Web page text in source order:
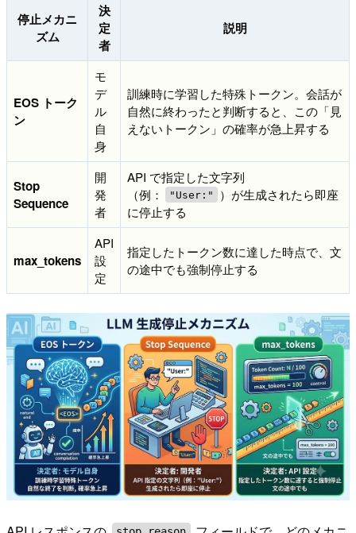
停止メカニ
ズム
決
定
者
説明
EOS トーク
ン
モ
デ
ル
自
身
訓練時に学習した特殊トークン。会話が
自然に終わったと判断すると、この「見
えないトークン」の確率が急上昇する
Stop
Sequence
開
発
者
API で指定した文字列
（例：
"User:"
）が生成されたら即座
に停止する
max_tokens
API
設
定
指定したトークン数に達した時点で、文
の途中でも強制停止する